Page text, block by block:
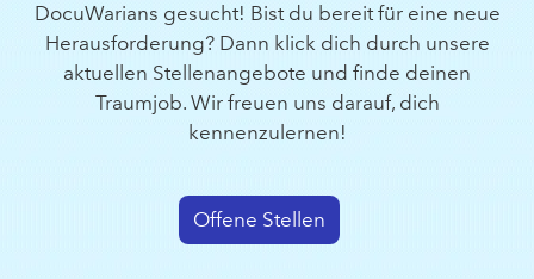
DocuWarians gesucht! Bist du bereit für eine neue
Herausforderung? Dann klick dich durch unsere
aktuellen Stellenangebote und finde deinen
Traumjob. Wir freuen uns darauf, dich
kennenzulernen!
Offene Stellen